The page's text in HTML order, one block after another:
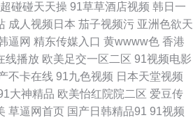
福利导航 玖玖大香蕉老司机 香蕉18在线污 99
欧美日韩sss 不卡av大全在线看 日韩新片网A
天成人网 91视频 巨乳后入 影音先锋五月天婷
人妻精品中字 黑丝喷水 午夜福利局 91丝袜影
超碰碰天天操 91草草酒店视频 韩日一
成人视频日本 茄子视频污 亚洲色欲天
逼网 精东传媒入口 黄wwww色 香港
线播放 欧美足交一区二区 91视频电影
不卡在线 91九色视频 日本天堂视频
大神精品 欧美怡红院院二区 爱豆传
草逼网首页 国产日韩精品91 91视频